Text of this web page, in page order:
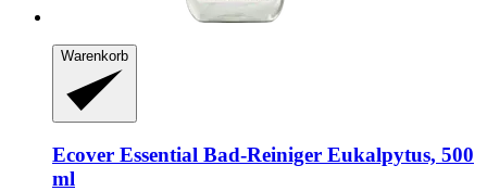
Warenkorb
Ecover Essential Bad-​Reiniger Eukalpytus, 500
ml